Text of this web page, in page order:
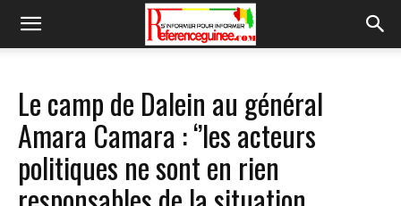
Le camp de Dalein au général
Amara Camara : ‘’les acteurs
politiques ne sont en rien